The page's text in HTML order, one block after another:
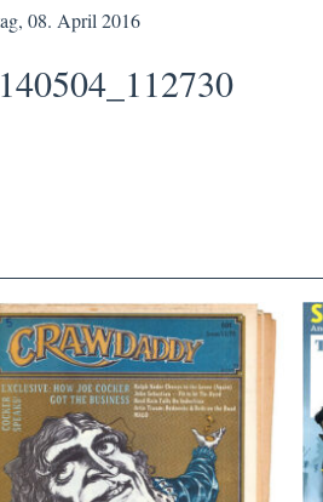
08. April 2016
Crawdaddy – June/11/72